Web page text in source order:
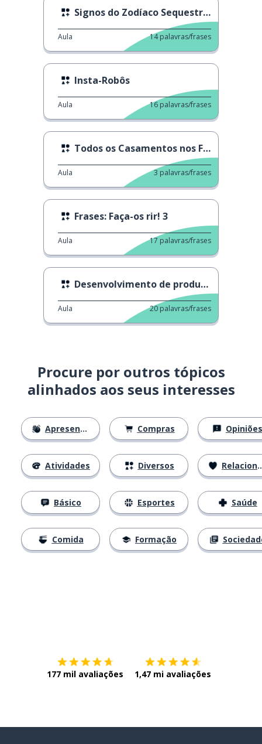
Signos do Zodíaco Sequestrados P1
Aula 14 palavras/frases
Insta-Robôs
Aula 16 palavras/frases
Todos os Casamentos nos Filmes dos Anos 2000
Aula 3 palavras/frases
Frases: Faça-os rir! 3
Aula 17 palavras/frases
Desenvolvimento de produtos
Aula 20 palavras/frases
Procure por outros tópicos
alinhados aos seus interesses
Apresentações
Atividades
Básico
Comida
Compras
Diversos
Esportes
Formação
Opiniões
Relacionamentos
Saúde
177 mil avaliações 1,47 mi avaliações